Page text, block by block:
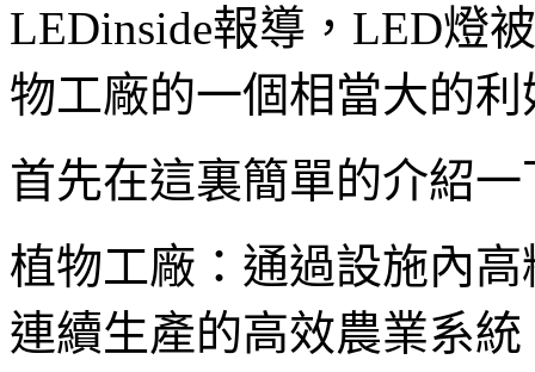
LEDinside報導，LED燈
物工廠的一個相當大的
首先在這裏簡單的介紹
植物工廠：通過設施內
連續生產的高效農業系